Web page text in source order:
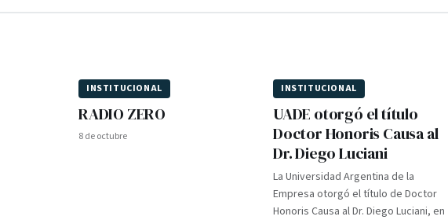
INSTITUCIONAL
RADIO ZERO
8 de octubre
INSTITUCIONAL
UADE otorgó el título
Doctor Honoris Causa al
Dr. Diego Luciani
La Universidad Argentina de la
Empresa otorgó el título de Doctor
Honoris Causa al Dr. Diego Luciani, en